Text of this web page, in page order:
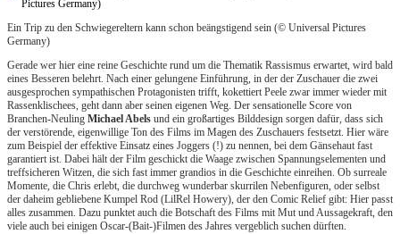
Ein Trip zu den Schwiegereltern kann schon beängstigend sein (© Universal Pictures
Germany)
Gerade wer hier eine reine Geschichte rund um die Thematik Rassismus erwartet, wird bald
eines Besseren belehrt. Nach einer gelungene Einführung, in der der Zuschauer die zwei
ausgesprochen sympathischen Protagonisten trifft, kokettiert Peele zwar immer wieder mit
Rassenklischees, geht dann aber seinen eigenen Weg. Der sensationelle Score von
Branchen-Neuling Michael Abels und ein großartiges Bilddesign sorgen dafür, dass sich
der verstörende, eigenwillige Ton des Films im Magen des Zuschauers festsetzt. Hier wäre
zum Beispiel der effektive Einsatz eines Joggers (!) zu nennen, bei dem Gänsehaut fast
garantiert ist. Dabei hält der Film geschickt die Waage zwischen Spannungselementen und
treffsicheren Witzen, die sich fast immer grandios in die Geschichte einreihen. Ob surreale
Momente, die Chris erlebt, die durchweg wunderbar skurrilen Nebenfiguren, oder selbst
der daheim gebliebene Kumpel Rod (LilRel Howery), der den Comic Relief gibt: Hier passt
alles zusammen. Dazu punktet auch die Botschaft des Films mit Mut und Aussagekraft, den
viele auch bei einigen Oscar-(Bait-)Filmen des Jahres vergeblich suchen dürften.